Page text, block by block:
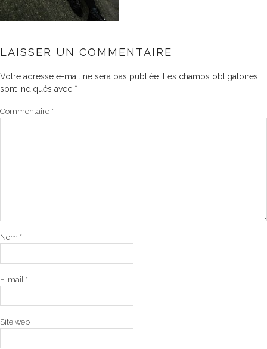
LAISSER UN COMMENTAIRE
Votre adresse e-mail ne sera pas publiée.
Les champs obligatoires
sont indiqués avec *
Commentaire *
Nom *
E-mail *
Site web